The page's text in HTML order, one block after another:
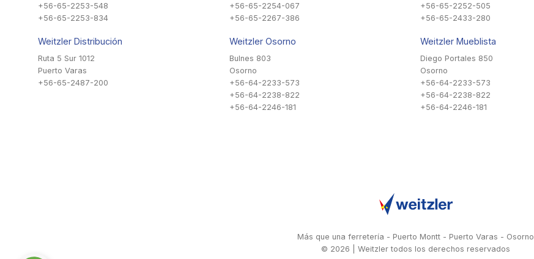
+56-65-2253-548
+56-65-2253-834
Weitzler Distribución
Ruta 5 Sur 1012
Puerto Varas
+56-65-2487-200
+56-65-2254-067
+56-65-2267-386
Weitzler Osorno
Bulnes 803
Osorno
+56-64-2233-573
+56-64-2238-822
+56-64-2246-181
+56-65-2252-505
+56-65-2433-280
Weitzler Mueblista
Diego Portales 850
Osorno
+56-64-2233-573
+56-64-2238-822
+56-64-2246-181
Más que una ferretería - Puerto Montt - Puerto Varas - Osorno
© 2026 | Weitzler todos los derechos reservados